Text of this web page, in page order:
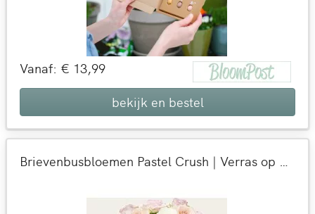
Vanaf: € 13,99
bekijk en bestel
Brievenbusbloemen Pastel Crush | Verras op Valentijnsdag met een cadeau + kaart | Bloemen + kaart versturen